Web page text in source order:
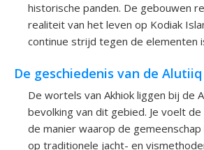
historische panden. De gebouwen
realiteit van het leven op Kodiak
continue strijd tegen de elementen
De geschiedenis van de Alutiiq
De wortels van Akhiok liggen bij de
bevolking van dit gebied. Je voelt
de manier waarop de
op traditionele jacht- en